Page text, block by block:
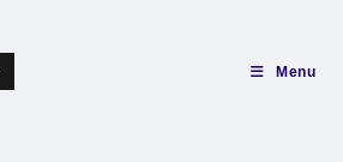
Menu